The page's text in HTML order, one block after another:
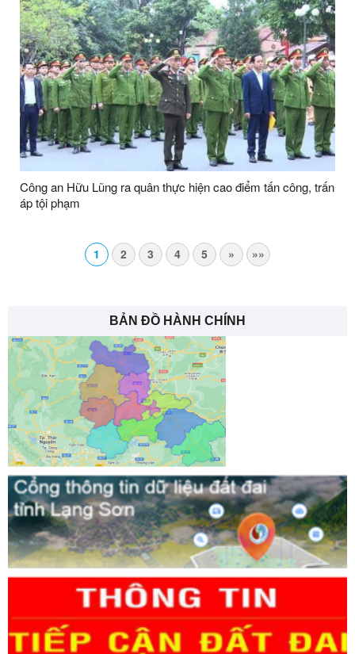
Công an Hữu Lũng ra quân thực hiện cao điểm tấn công, trấn
áp tội phạm
1 2 3 4 5 » »»
BẢN ĐỒ HÀNH CHÍNH